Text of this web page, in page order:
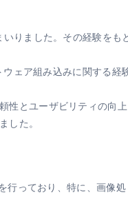
りました。その経験をも
ェア組み込みに関する経
とユーザビリティの向上
した。
行っており、特に、画像処